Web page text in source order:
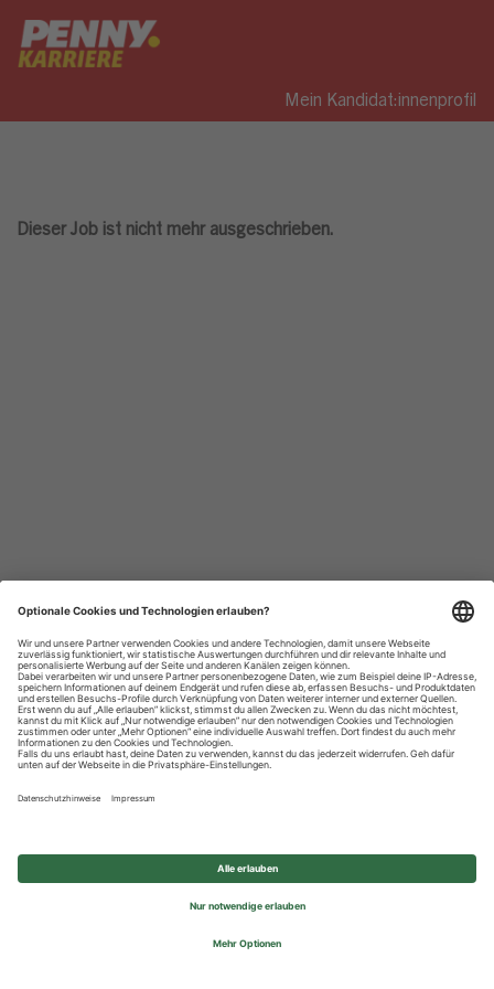
Mein Kandidat:innenprofil
Dieser Job ist nicht mehr ausgeschrieben.
Datenschutzhinweise
Impressum
Privatsphäre-Einstellungen
© 2026 REWE Group - All rights reserved